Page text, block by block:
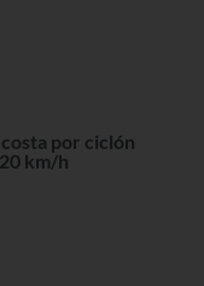
por ciclón
km/h